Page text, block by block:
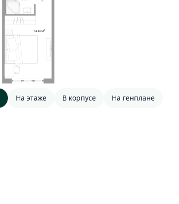
На этаже В корпусе На генплане